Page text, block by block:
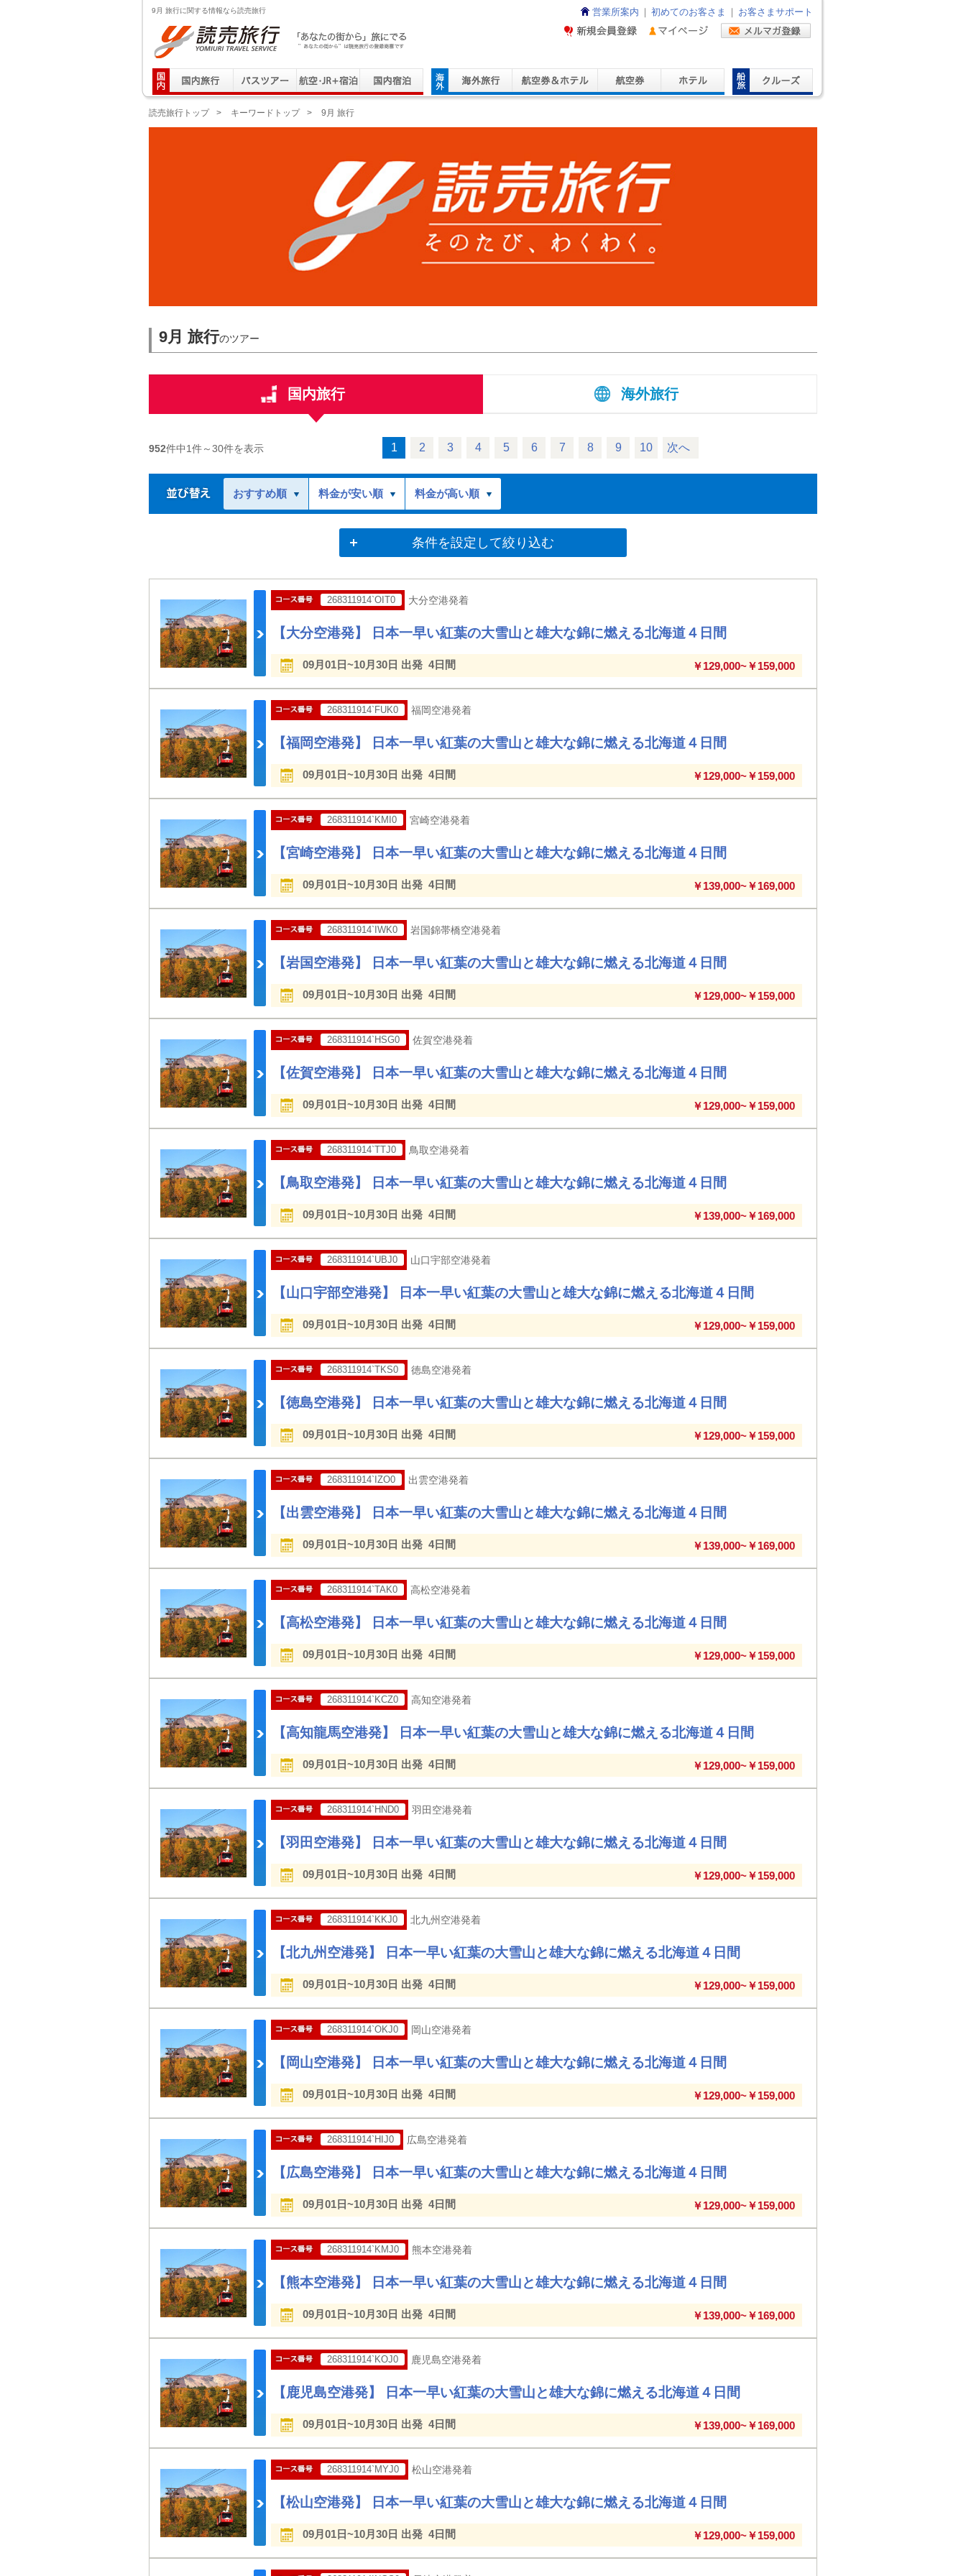
9月 旅行に関する情報なら読売旅行
読売旅行 「あなたの街から」旅にでる｜Yomiuri Travel Service
営業所案内 初めてのお客さま お客さまサポート
読売旅行トップ > キーワードトップ > 9月 旅行
9月 旅行のツアー
国内旅行 海外旅行
952件中1件～30件を表示 1 2 3 4 5 6 7 8 9 10 次へ
おすすめ順 料金が安い順 料金が高い順
条件を設定して絞り込む
268311914`OIT0 大分空港発着
【大分空港発】 日本一早い紅葉の大雪山と雄大な錦に燃える北海道４日間
09月01日~10月30日 出発 4日間 ￥129,000~￥159,000
268311914`FUK0 福岡空港発着
【福岡空港発】 日本一早い紅葉の大雪山と雄大な錦に燃える北海道４日間
09月01日~10月30日 出発 4日間 ￥129,000~￥159,000
268311914`KMI0 宮崎空港発着
【宮崎空港発】 日本一早い紅葉の大雪山と雄大な錦に燃える北海道４日間
09月01日~10月30日 出発 4日間 ￥139,000~￥169,000
268311914`IWK0 岩国錦帯橋空港発着
【岩国空港発】 日本一早い紅葉の大雪山と雄大な錦に燃える北海道４日間
09月01日~10月30日 出発 4日間 ￥129,000~￥159,000
268311914`HSG0 佐賀空港発着
【佐賀空港発】 日本一早い紅葉の大雪山と雄大な錦に燃える北海道４日間
09月01日~10月30日 出発 4日間 ￥129,000~￥159,000
268311914`TTJ0 鳥取空港発着
【鳥取空港発】 日本一早い紅葉の大雪山と雄大な錦に燃える北海道４日間
09月01日~10月30日 出発 4日間 ￥139,000~￥169,000
268311914`UBJ0 山口宇部空港発着
【山口宇部空港発】 日本一早い紅葉の大雪山と雄大な錦に燃える北海道４日間
09月01日~10月30日 出発 4日間 ￥129,000~￥159,000
268311914`TKS0 徳島空港発着
【徳島空港発】 日本一早い紅葉の大雪山と雄大な錦に燃える北海道４日間
09月01日~10月30日 出発 4日間 ￥129,000~￥159,000
268311914`IZO0 出雲空港発着
【出雲空港発】 日本一早い紅葉の大雪山と雄大な錦に燃える北海道４日間
09月01日~10月30日 出発 4日間 ￥139,000~￥169,000
268311914`TAK0 高松空港発着
【高松空港発】 日本一早い紅葉の大雪山と雄大な錦に燃える北海道４日間
09月01日~10月30日 出発 4日間 ￥129,000~￥159,000
268311914`KCZ0 高知空港発着
【高知龍馬空港発】 日本一早い紅葉の大雪山と雄大な錦に燃える北海道４日間
09月01日~10月30日 出発 4日間 ￥129,000~￥159,000
268311914`HND0 羽田空港発着
【羽田空港発】 日本一早い紅葉の大雪山と雄大な錦に燃える北海道４日間
09月01日~10月30日 出発 4日間 ￥129,000~￥159,000
268311914`KKJ0 北九州空港発着
【北九州空港発】 日本一早い紅葉の大雪山と雄大な錦に燃える北海道４日間
09月01日~10月30日 出発 4日間 ￥129,000~￥159,000
268311914`OKJ0 岡山空港発着
【岡山空港発】 日本一早い紅葉の大雪山と雄大な錦に燃える北海道４日間
09月01日~10月30日 出発 4日間 ￥129,000~￥159,000
268311914`HIJ0 広島空港発着
【広島空港発】 日本一早い紅葉の大雪山と雄大な錦に燃える北海道４日間
09月01日~10月30日 出発 4日間 ￥129,000~￥159,000
268311914`KMJ0 熊本空港発着
【熊本空港発】 日本一早い紅葉の大雪山と雄大な錦に燃える北海道４日間
09月01日~10月30日 出発 4日間 ￥139,000~￥169,000
268311914`KOJ0 鹿児島空港発着
【鹿児島空港発】 日本一早い紅葉の大雪山と雄大な錦に燃える北海道４日間
09月01日~10月30日 出発 4日間 ￥139,000~￥169,000
268311914`MYJ0 松山空港発着
【松山空港発】 日本一早い紅葉の大雪山と雄大な錦に燃える北海道４日間
09月01日~10月30日 出発 4日間 ￥129,000~￥159,000